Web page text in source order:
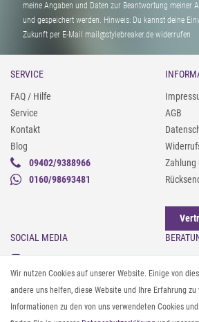
meine Angaben und Daten zur Beantwortung meiner
und gespeichert werden. Hinweis: Du kannst deine
Zukunft per E-Mail mail@stylebreaker.de widerrufen
SERVICE
FAQ / Hilfe
Service
Kontakt
Blog
09402/9388966
0160/98693481
AGB
Zahlung
SOCIAL MEDIA
Instagram
Facebook
Pinterest
Twitter
Gürtel
Textil-
Wir nutzen Cookies auf unserer Website. Einige von
andere uns helfen, diese Website und Ihre Erfahrung
Informationen zu den von uns verwendeten Cookies